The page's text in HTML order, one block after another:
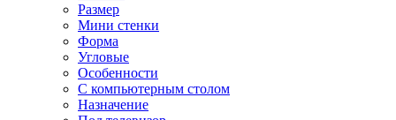
Размер
Мини стенки
Форма
Угловые
Особенности
С компьютерным столом
Назначение